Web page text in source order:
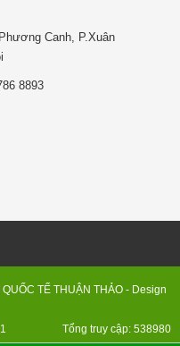
Canh, P.Xuân
8893
TẾ THUẬN THẢO - Design
Tổng truy cập: 538980